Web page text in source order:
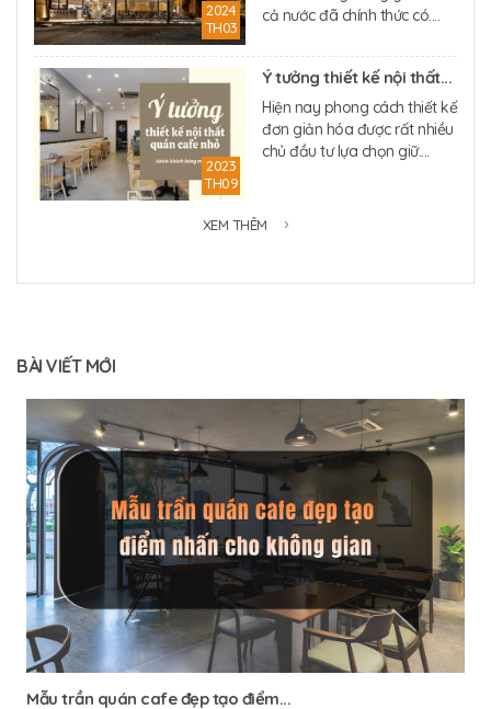
2024
TH03
cả nước đã chính thức có....
2023
TH09
Ý tưởng thiết kế nội thất...
Hiện nay phong cách thiết kế
đơn giản hóa được rất nhiều
chủ đầu tư lựa chọn giữ....
XEM THÊM
BÀI VIẾT MỚI
Mẫu trần quán cafe đẹp tạo điểm...